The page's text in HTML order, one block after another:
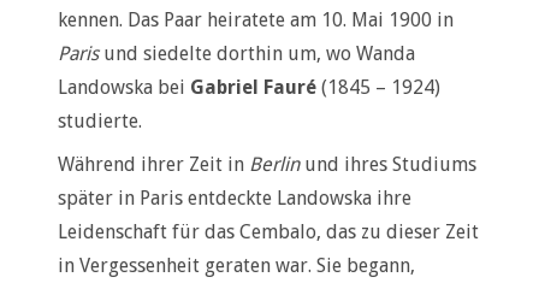
kennen. Das Paar heiratete am 10. Mai 1900 in
Parisund siedelte dorthin um, wo Wanda
Landowska bei Gabriel Fauré (1845 – 1924)
studierte.
Während ihrer Zeit in Berlinund ihres Studiums
später in Paris entdeckte Landowska ihre
Leidenschaft für das Cembalo, das zu dieser Zeit
in Vergessenheit geraten war. Sie begann,